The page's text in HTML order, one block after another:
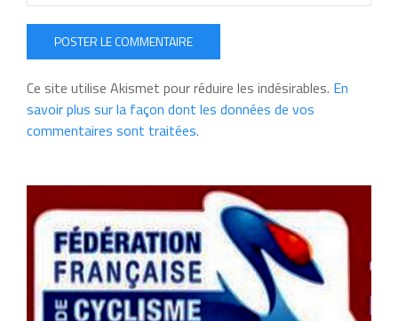
POSTER LE COMMENTAIRE
Ce site utilise Akismet pour réduire les indésirables. En
savoir plus sur la façon dont les données de vos
commentaires sont traitées.